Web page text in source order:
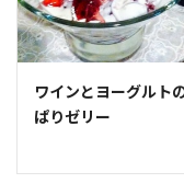
ワインとヨーグルト
ぱりゼリー